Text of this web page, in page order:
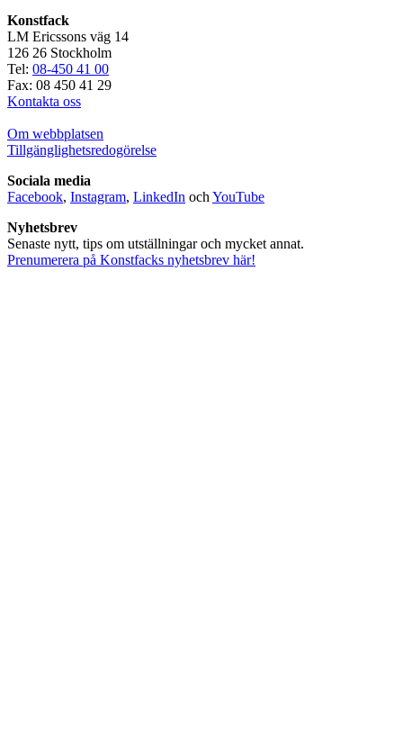
Konstfack
LM Ericssons väg 14
126 26 Stockholm
Tel: 08-450 41 00
Fax: 08 450 41 29
Kontakta oss
Om webbplatsen
Tillgänglighetsredogörelse
Sociala media
Facebook, Instagram, LinkedIn och YouTube
Nyhetsbrev
Senaste nytt, tips om utställningar och mycket annat.
Prenumerera på Konstfacks nyhetsbrev här!